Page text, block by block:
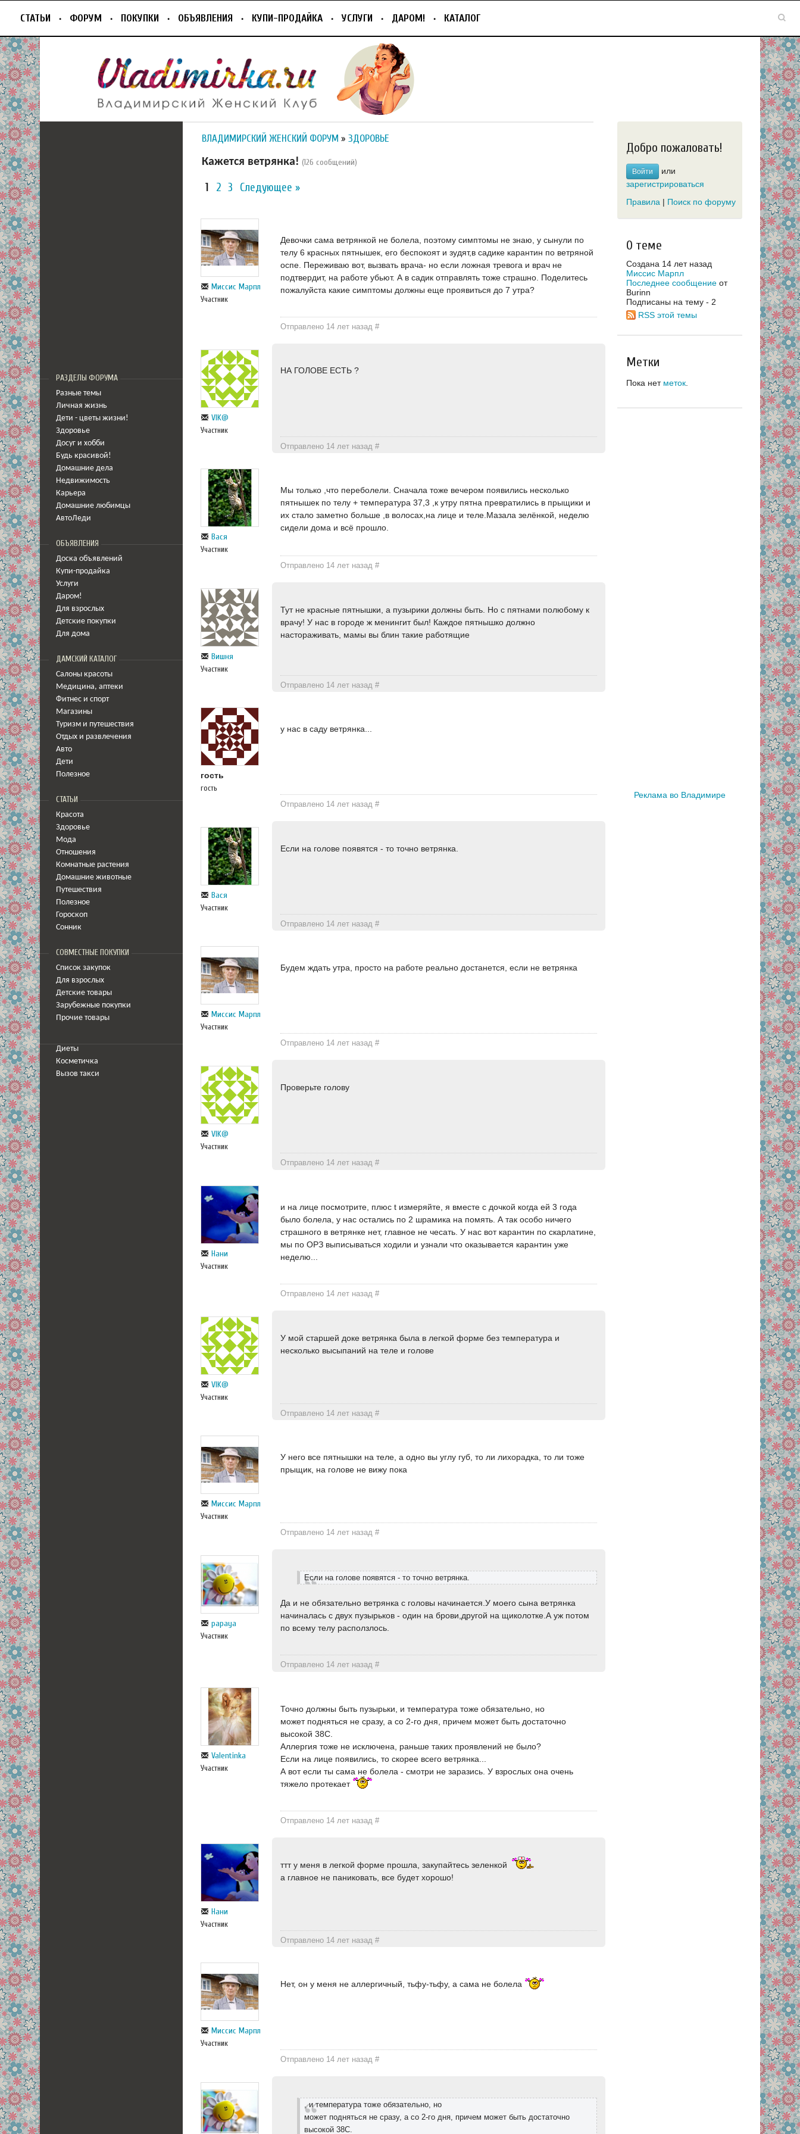
СТАТЬИ ФОРУМ ПОКУПКИ ОБЪЯВЛЕНИЯ КУПИ-ПРОДАЙКА УСЛУГИ ДАРОМ! КАТАЛОГ
РАЗДЕЛЫ ФОРУМА
Разные темы
Личная жизнь
Дети - цветы жизни!
Здоровье
Досуг и хобби
Будь красивой!
Домашние дела
Недвижимость
Карьера
Домашние любимцы
АвтоЛеди
ОБЪЯВЛЕНИЯ
Доска объявлений
Купи-продайка
Услуги
Даром!
Для взрослых
Детские покупки
Для дома
ДАМСКИЙ КАТАЛОГ
Салоны красоты
Медицина, аптеки
Фитнес и спорт
Магазины
Туризм и путешествия
Отдых и развлечения
Авто
Дети
Полезное
СТАТЬИ
Красота
Здоровье
Мода
Отношения
Комнатные растения
Домашние животные
Путешествия
Полезное
Гороскоп
Сонник
СОВМЕСТНЫЕ ПОКУПКИ
Список закупок
Для взрослых
Детские товары
Зарубежные покупки
Прочие товары
Диеты
Косметичка
Вызов такси
ВЛАДИМИРСКИЙ ЖЕНСКИЙ ФОРУМ » ЗДОРОВЬЕ
Кажется ветрянка! (126 сообщений)
1 2 3 Следующее »
Миссис Марпл
Участник
Девочки сама ветрянкой не болела, поэтому симптомы не знаю, у сынули по
телу 6 красных пятнышек, его беспокоят и зудят,в садике карантин по ветряной
оспе. Переживаю вот, вызвать врача- но если ложная тревога и врач не
подтвердит, на работе убьют. А в садик отправлять тоже страшно. Поделитесь
пожалуйста какие симптомы должны еще проявиться до 7 утра?
Отправлено 14 лет назад#
VIK@
Участник
НА ГОЛОВЕ ЕСТЬ ?
Отправлено 14 лет назад#
Вася
Участник
Мы только ,что переболели. Сначала тоже вечером появились несколько
пятнышек по телу + температура 37,3 ,к утру пятна превратились в прыщики и
их стало заметно больше ,в волосах,на лице и теле.Мазала зелёнкой, неделю
сидели дома и всё прошло.
Отправлено 14 лет назад#
Вишня
Участник
Тут не красные пятнышки, а пузырики должны быть. Но с пятнами полюбому к
врачу! У нас в городе ж менингит был! Каждое пятнышко должно
настораживать, мамы вы блин такие работящие
Отправлено 14 лет назад#
гость
гость
у нас в саду ветрянка...
Отправлено 14 лет назад#
Вася
Участник
Если на голове появятся - то точно ветрянка.
Отправлено 14 лет назад#
Миссис Марпл
Участник
Будем ждать утра, просто на работе реально достанется, если не ветрянка
Отправлено 14 лет назад#
VIK@
Участник
Проверьте голову
Отправлено 14 лет назад#
Нани
Участник
и на лице посмотрите, плюс t измеряйте, я вместе с дочкой когда ей 3 года
было болела, у нас остались по 2 шрамика на помять. А так особо ничего
страшного в ветрянке нет, главное не чесать. У нас вот карантин по скарлатине,
мы по ОРЗ выписываться ходили и узнали что оказывается карантин уже
неделю...
Отправлено 14 лет назад#
VIK@
Участник
У мой старшей доке ветрянка была в легкой форме без температура и
несколько высыпаний на теле и голове
Отправлено 14 лет назад#
Миссис Марпл
Участник
У него все пятнышки на теле, а одно вы углу губ, то ли лихорадка, то ли тоже
прыщик, на голове не вижу пока
Отправлено 14 лет назад#
papaya
Участник
Если на голове появятся - то точно ветрянка.
Да и не обязательно ветрянка с головы начинается.У моего сына ветрянка
начиналась с двух пузырьков - один на брови,другой на щиколотке.А уж потом
по всему телу расползлось.
Отправлено 14 лет назад#
Valentinka
Участник
Точно должны быть пузырьки, и температура тоже обязательно, но
может подняться не сразу, а со 2-го дня, причем может быть достаточно
высокой 38С.
Аллергия тоже не исключена, раньше таких проявлений не было?
Если на лице появились, то скорее всего ветрянка...
А вот если ты сама не болела - смотри не заразись. У взрослых она очень
тяжело протекает
Отправлено 14 лет назад#
Нани
Участник
ттт у меня в легкой форме прошла, закупайтесь зеленкой
а главное не паниковать, все будет хорошо!
Отправлено 14 лет назад#
Миссис Марпл
Участник
Нет, он у меня не аллергичный, тьфу-тьфу, а сама не болела
Отправлено 14 лет назад#
, и температура тоже обязательно, но
может подняться не сразу, а со 2-го дня, причем может быть достаточно
высокой 38С.
Добро пожаловать!
Войти
или
зарегистрироваться
Правила | Поиск по форуму
О теме
Создана 14 лет назад
Миссис Марпл
Последнее сообщение от
Burinn
Подписаны на тему - 2
RSS этой темы
Метки
Пока нет меток
Реклама во Владимире